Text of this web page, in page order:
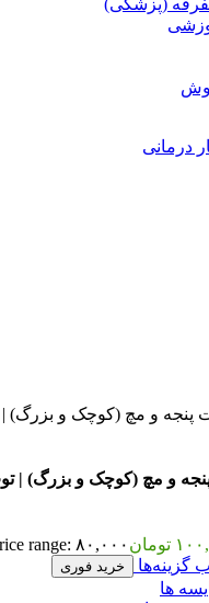
(پزشکی)
درمانی
و مچ (کوچک و بزرگ) |
تومان
گزینه‌ها خرید فوری
ها